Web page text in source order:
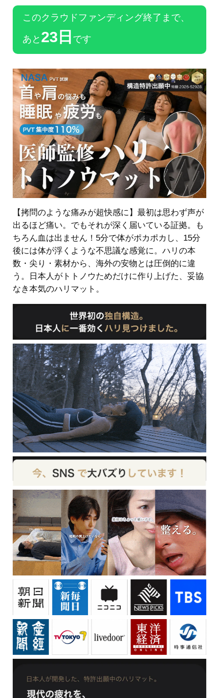
このクラウドファンディング終了まで、
あと 23日 です
【拷問のような痛みが超快感に】最初は思わず声が
出るほど痛い。でもそれが深く届いている証拠。も
ちろん血は出ません！5分で体がポカポカし、15分
後には体が浮くような不思議な感覚に。ハリの本
数・尖り・素材から、海外の安物とは圧倒的に違
う。日本人がトトノウためだけに作り上げた、妥協
なき本気のハリマット。